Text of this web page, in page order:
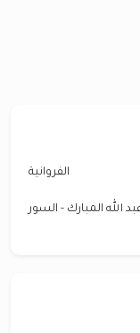
الفروانية
الله المبارك - السور